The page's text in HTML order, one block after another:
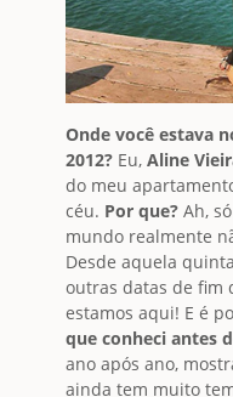
Onde você estava
2012? Eu, Aline
do meu
céu. Por que? Ah,
mundo realmente
Desde aquela
outras datas de fim
estamos aqui! E é
que conheci antes
ano após ano,
ainda tem muito